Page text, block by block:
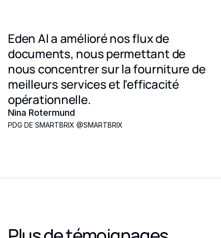
Eden AI a amélioré nos flux de
documents, nous permettant de
nous concentrer sur la fourniture de
meilleurs services et l'efficacité
opérationnelle.
Nina Rotermund
PDG DE SMARTBRIX @SMARTBRIX